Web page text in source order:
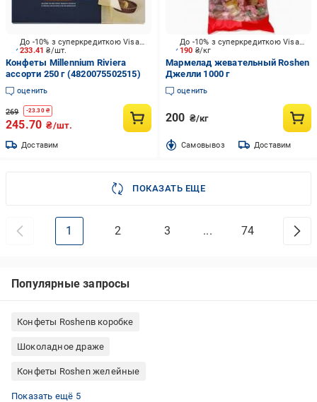
233.41₴/шт.
До -10% з суперкредиткою Visa Вигода
Конфеты Millennium Riviera
ассорти 250 г (4820075502515)
оценить
269 -23.30₴
245.70 ₴/шт.
Доставим
190 ₴/кг
До -10% з суперкредиткою Visa Вигода
Мармелад жевательный Roshen
Джелли 1000 г
оценить
200 ₴/кг
Cамовывоз Доставим
ПОКАЗАТЬ ЕЩЕ
1 2 3 ... 74
Популярные запросы
Конфеты Roshenв коробке
Шоколадное драже
Конфеты Roshen желейные
Kinder шоколадные яйца
Конфеты Roshen шоколадные конфеты
Новогодний набор киндер
Конфеты ассорти в коробке
Новогодние наборы конти
Показать ещё 5